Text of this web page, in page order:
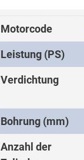
Motorcode
Leistung (PS)
Verdichtung
Bohrung (mm)
Anzahl der